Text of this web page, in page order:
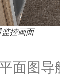
控画面
面图导